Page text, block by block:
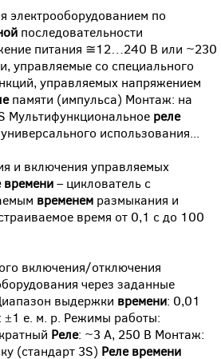
электрооборудованием по
последовательности
питания ≅12…240 В или ~230
управляемые со специального
управляемых напряжением
памяти (импульса) Монтаж: на
Мультифункциональное реле
использования...
и включения управляемых
времени– циклователь с
временем размыкания и
время от 0,1 с до 100
включения/отключения
через заданные
выдержки времени: 0,01
e. м. p. Режимы работы:
Реле: ~3 А, 250 В Монтаж:
(стандарт 3S) Реле времени